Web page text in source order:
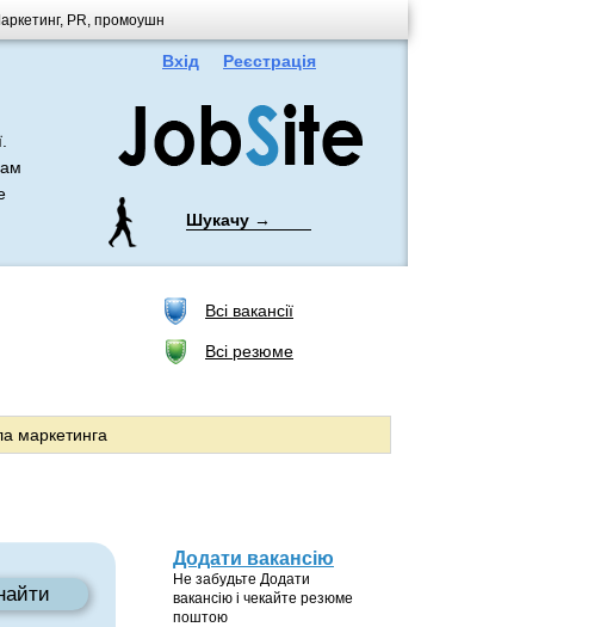
PR, промоушн
Вхід Реєстрація
Шукачу →
Всі вакансії
Всі резюме
маркетинга
Додати вакансію
Не забудьте Додати
вакансію і чекайте резюме
поштою